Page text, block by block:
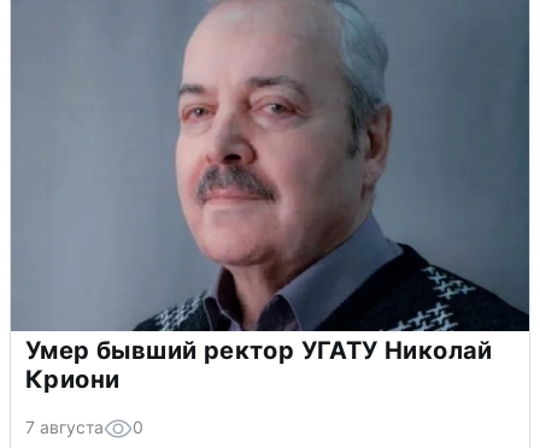
Умер бывший ректор УГАТУ Николай
Криони
7 августа 0